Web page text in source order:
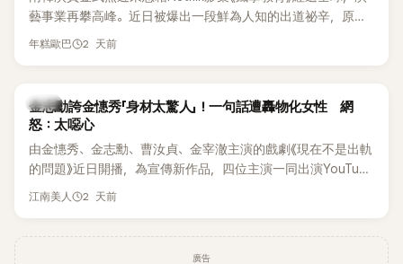
李智惠言語辱罵、動手等爭議，最終團體於 2002 年解散。 團
體解散後，李智惠轉型 solo，靠著綜藝與歌唱實力持續活躍演
藝圈。據悉，她當年能加入 S#arp，也與 李尚敏 的賞識有關。
感情方面，李智惠於 2017 年與圈外男友結婚，婚後育有兩個
目，她經營的 YouTube 頻道也即將突破百萬訂閱，近年內容深
受網友喜愛，再度迎來事業第二春。
藝事業再攀高峰。近日被爆出一段鮮為人知的出道祕辛，原來
他當年差點不是以演員身分出道，而是成為男團偶像的一員。
年糕歐巴 2 天前
韓星
金志勳誇金憓秀「身材太驚人」！一句話遭轟物化女性 網
怒：太噁心
由金憓秀、金志勳、曹汝貞、金宰澈主演的戲劇《現在不是出軌
的問題》近日開播，為宣傳新作品，四位主演一同出演YouTube
節目，不料訪談中的一段發言卻意外掀起爭議。不少網友認
江南美人 2 天前
廣告